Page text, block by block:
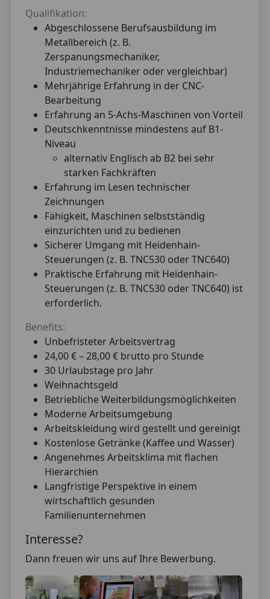
Qualifikation:
Abgeschlossene Berufsausbildung im
Metallbereich (z. B.
Zerspanungsmechaniker,
Industriemechaniker oder vergleichbar)
Mehrjährige Erfahrung in der CNC-
Bearbeitung
Erfahrung an 5-Achs-Maschinen von Vorteil
Deutschkenntnisse mindestens auf B1-
Niveau
alternativ Englisch ab B2 bei sehr
starken Fachkräften
Erfahrung im Lesen technischer
Zeichnungen
Fähigkeit, Maschinen selbstständig
einzurichten und zu bedienen
Sicherer Umgang mit Heidenhain-
Steuerungen (z. B. TNC530 oder TNC640)
Praktische Erfahrung mit Heidenhain-
Steuerungen (z. B. TNC530 oder TNC640) ist
erforderlich.
Benefits:
Unbefristeter Arbeitsvertrag
24,00 € – 28,00 € brutto pro Stunde
30 Urlaubstage pro Jahr
Weihnachtsgeld
Betriebliche Weiterbildungsmöglichkeiten
Moderne Arbeitsumgebung
Arbeitskleidung wird gestellt und gereinigt
Kostenlose Getränke (Kaffee und Wasser)
Angenehmes Arbeitsklima mit flachen
Hierarchien
Langfristige Perspektive in einem
wirtschaftlich gesunden
Familienunternehmen
Interesse?
Dann freuen wir uns auf Ihre Bewerbung.